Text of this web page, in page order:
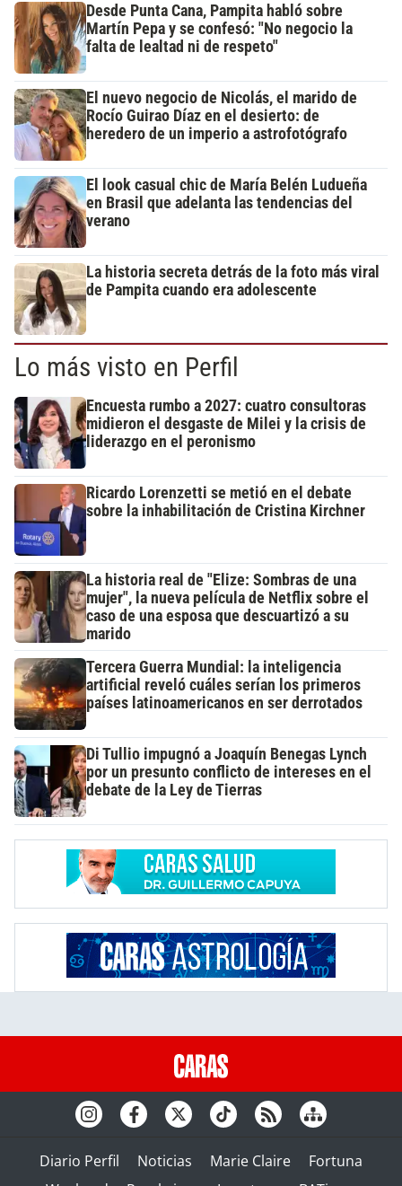
Desde Punta Cana, Pampita habló sobre
Martín Pepa y se confesó: "No negocio la
falta de lealtad ni de respeto"
El nuevo negocio de Nicolás, el marido de
Rocío Guirao Díaz en el desierto: de
heredero de un imperio a astrofotógrafo
El look casual chic de María Belén Ludueña
en Brasil que adelanta las tendencias del
verano
La historia secreta detrás de la foto más viral
de Pampita cuando era adolescente
Lo más visto en Perfil
Encuesta rumbo a 2027: cuatro consultoras
midieron el desgaste de Milei y la crisis de
liderazgo en el peronismo
Ricardo Lorenzetti se metió en el debate
sobre la inhabilitación de Cristina Kirchner
La historia real de "Elize: Sombras de una
mujer", la nueva película de Netflix sobre el
caso de una esposa que descuartizó a su
marido
Tercera Guerra Mundial: la inteligencia
artificial reveló cuáles serían los primeros
países latinoamericanos en ser derrotados
Di Tullio impugnó a Joaquín Benegas Lynch
por un presunto conflicto de intereses en el
debate de la Ley de Tierras
Diario Perfil Noticias Marie Claire
Fortuna